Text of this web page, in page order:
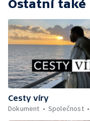
Ostatní
Cesty víry
Dokument
Společnost